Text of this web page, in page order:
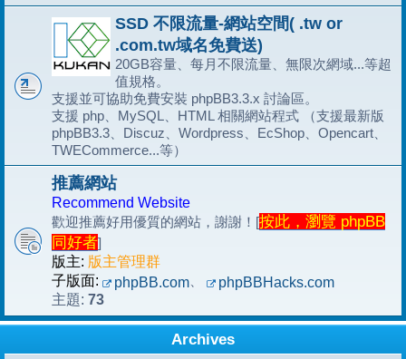
SSD 不限流量-網站空間( .tw or
.com.tw域名免費送)
20GB容量、每月不限流量、無限次網域...等超
值規格。
支援並可協助免費安裝 phpBB3.3.x 討論區。
支援 php、MySQL、HTML 相關網站程式 （支援最新版
phpBB3.3、Discuz、Wordpress、EcShop、Opencart、
TWECommerce...等）
推薦網站
Recommend Website
歡迎推薦好用優質的網站，謝謝！[按此，瀏覽 phpBB
同好者]
版主: 版主管理群
子版面:
phpBB.com、
phpBBHacks.com
主題: 73
Archives